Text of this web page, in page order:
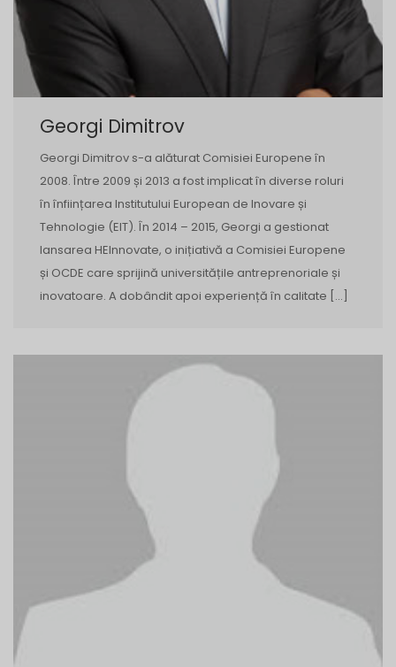
Georgi Dimitrov
Georgi Dimitrov s-a alăturat Comisiei Europene în
2008. Între 2009 și 2013 a fost implicat în diverse roluri
în înființarea Institutului European de Inovare și
Tehnologie (EIT). În 2014 – 2015, Georgi a gestionat
lansarea HEInnovate, o inițiativă a Comisiei Europene
și OCDE care sprijină universitățile antreprenoriale și
inovatoare. A dobândit apoi experiență în calitate […]